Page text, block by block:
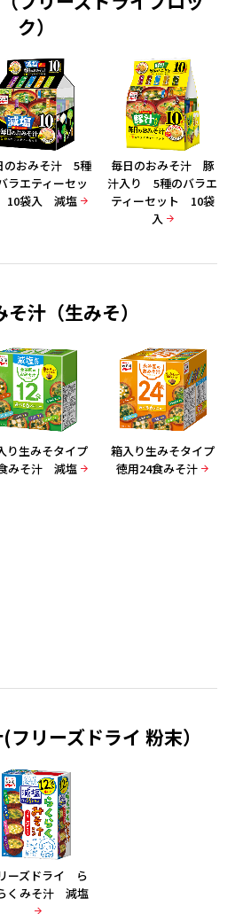
ク）
のおみそ汁 5種
ラエティーセッ
10袋入 減塩
毎日のおみそ汁 豚
汁入り 5種のバラエ
ティーセット 10袋
入
汁（生みそ）
り生みそタイプ
みそ汁 減塩
箱入り生みそタイプ
徳用24食みそ汁
リーズドライ 粉末）
ーズドライ ら
くみそ汁 減塩